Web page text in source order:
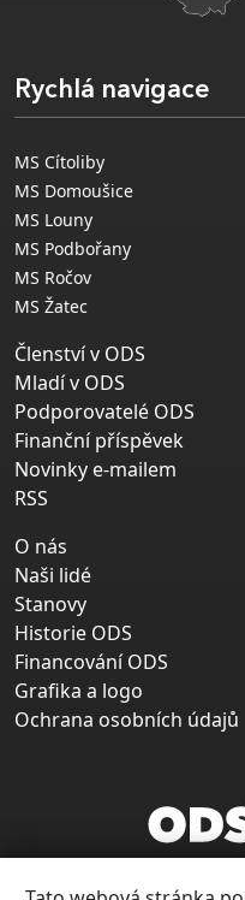
Rychlá navigace
MS Cítoliby
MS Domoušice
MS Louny
MS Podbořany
MS Ročov
MS Žatec
Členství v ODS
Mladí v ODS
Podporovatelé ODS
Finanční příspěvek
Novinky e-mailem
RSS
O nás
Naši lidé
Stanovy
Historie ODS
Financování ODS
Grafika a logo
Ochrana osobních údajů